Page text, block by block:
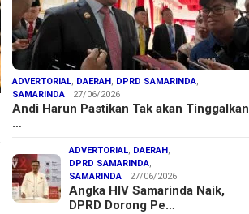
ADVERTORIAL, DAERAH , DPRD SAMARINDA,
SAMARINDA
27/06/2026
Andi Harun Pastikan Tak akan Tinggalkan
…
ADVERTORIAL, DAERAH ,
DPRD SAMARINDA,
SAMARINDA
27/06/2026
Angka HIV Samarinda Naik,
DPRD Dorong Pe…